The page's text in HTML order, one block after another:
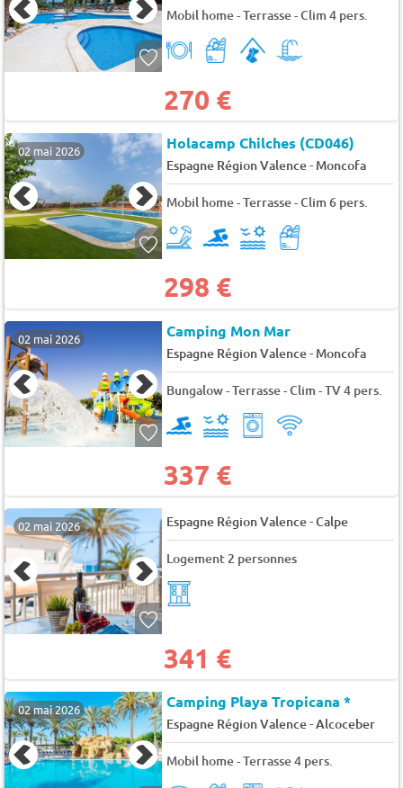
Mobil home - Terrasse - Clim 4 pers.
270 €
02 mai 2026 Holacamp Chilches (CD046)
Espagne Région Valence- Moncofa
Mobil home - Terrasse - Clim 6 pers.
298 €
02 mai 2026 Camping Mon Mar
Espagne Région Valence- Moncofa
Bungalow - Terrasse - Clim - TV 4 pers.
337 €
02 mai 2026 Espagne Région Valence-Calpe
Logement 2 personnes
341 €
02 mai 2026 Camping Playa Tropicana *
Espagne Région Valence-Alcoceber
Mobil home - Terrasse 4 pers.